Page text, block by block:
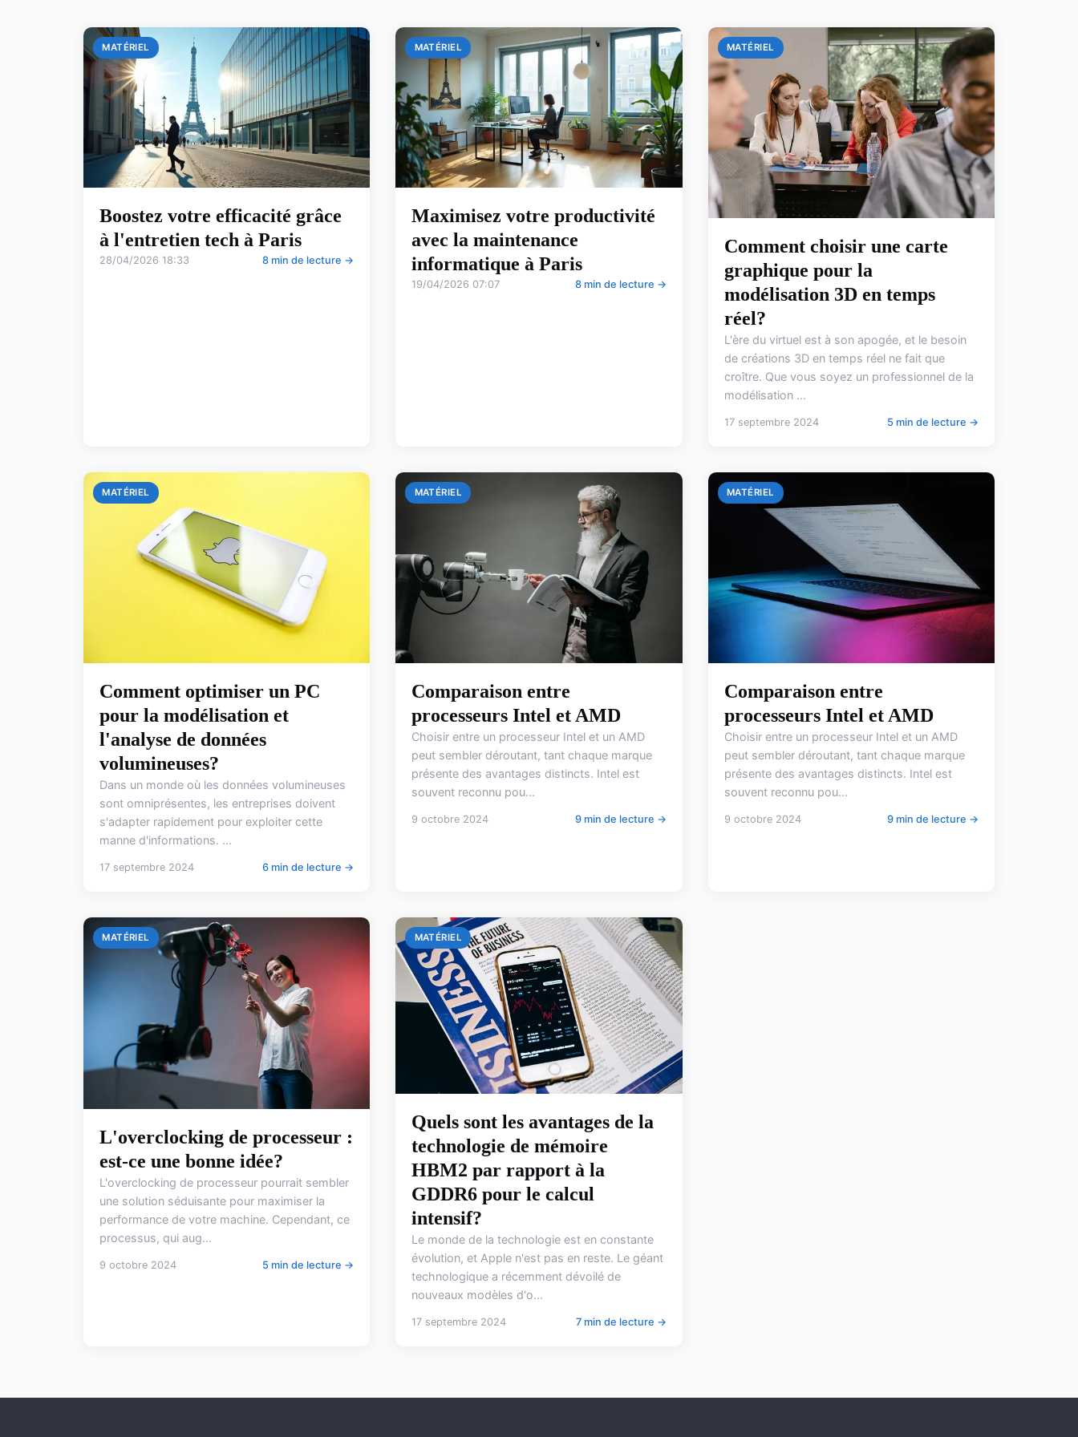
MATÉRIEL
Boostez votre efficacité grâce
à l'entretien tech à Paris
28/04/2026 18:33 8 min de lecture →
MATÉRIEL
Maximisez votre productivité
avec la maintenance
informatique à Paris
19/04/2026 07:07 8 min de lecture →
MATÉRIEL
Comment choisir une carte
graphique pour la
modélisation 3D en temps
réel?
L'ère du virtuel est à son apogée, et le besoin
de créations 3D en temps réel ne fait que
croître. Que vous soyez un professionnel de la
modélisation ...
17 septembre 2024 5 min de lecture →
MATÉRIEL
Comment optimiser un PC
pour la modélisation et
l'analyse de données
volumineuses?
Dans un monde où les données volumineuses
sont omniprésentes, les entreprises doivent
s'adapter rapidement pour exploiter cette
manne d'informations. ...
17 septembre 2024 6 min de lecture →
MATÉRIEL
Comparaison entre
processeurs Intel et AMD
Choisir entre un processeur Intel et un AMD
peut sembler déroutant, tant chaque marque
présente des avantages distincts. Intel est
souvent reconnu pou...
9 octobre 2024 9 min de lecture →
MATÉRIEL
Comparaison entre
processeurs Intel et AMD
Choisir entre un processeur Intel et un AMD
peut sembler déroutant, tant chaque marque
présente des avantages distincts. Intel est
souvent reconnu pou...
9 octobre 2024 9 min de lecture →
MATÉRIEL
L'overclocking de processeur :
est-ce une bonne idée?
L'overclocking de processeur pourrait sembler
une solution séduisante pour maximiser la
performance de votre machine. Cependant, ce
processus, qui aug...
9 octobre 2024 5 min de lecture →
MATÉRIEL
Quels sont les avantages de la
technologie de mémoire
HBM2 par rapport à la
GDDR6 pour le calcul
intensif?
Le monde de la technologie est en constante
évolution, et Apple n'est pas en reste. Le géant
technologique a récemment dévoilé de
nouveaux modèles d'o...
17 septembre 2024 7 min de lecture →